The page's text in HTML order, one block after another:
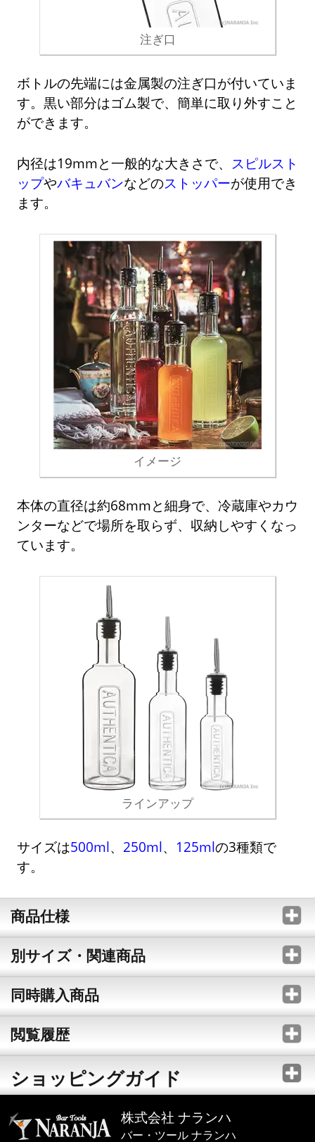
注ぎ口
ボトルの先端には金属製の注ぎ口が付いていま
す。黒い部分はゴム製で、簡単に取り外すこと
ができます。
内径は19mmと一般的な大きさで、 スピルスト
ップやバキュバンなどのストッパーが使用でき
ます。
イメージ
本体の直径は約68mmと細身で、冷蔵庫やカウ
ンターなどで場所を取らず、収納しやすくなっ
ています。
ラインアップ
サイズは500ml、 250ml、 125mlの3種類で
す。
商品仕様
別サイズ・関連商品
同時購入商品
閲覧履歴
ショッピングガイド
株式会社 ナランハ
バー・ツール ナランハ